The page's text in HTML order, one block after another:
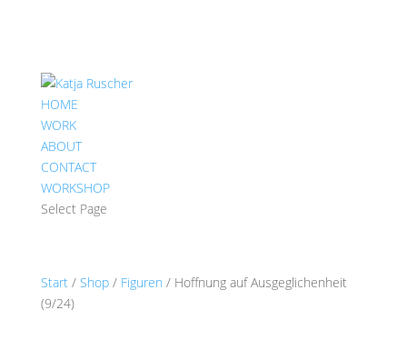
HOME
WORK
ABOUT
CONTACT
WORKSHOP
Select Page
Start/ Shop/ Figuren / Hoffnung auf Ausgeglichenheit
(9/24)